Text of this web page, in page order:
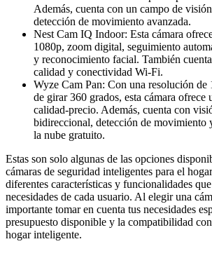
Además, cuenta con un campo de
detección de movimiento avanzada.
Nest Cam IQ Indoor: Esta cámara
1080p, zoom digital, seguimiento
y reconocimiento facial. También
calidad y conectividad Wi-Fi.
Wyze Cam Pan: Con una resolución
de girar 360 grados, esta cámara ofrece
calidad-precio. Además, cuenta con
bidireccional, detección de movimiento
la nube gratuito.
Estas son solo algunas de las opciones
cámaras de seguridad inteligentes para el
diferentes características y funcionalidades
necesidades de cada usuario. Al elegir una
importante tomar en cuenta tus necesidades
presupuesto disponible y la compatibilidad
hogar inteligente.